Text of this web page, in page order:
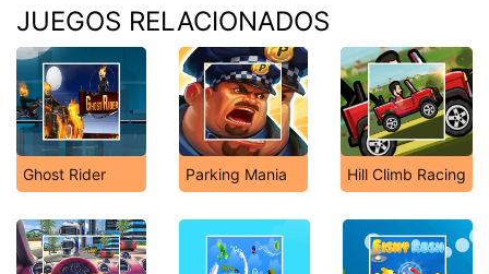
JUEGOS RELACIONADOS
Ghost Rider Parking Mania Hill Climb Racing